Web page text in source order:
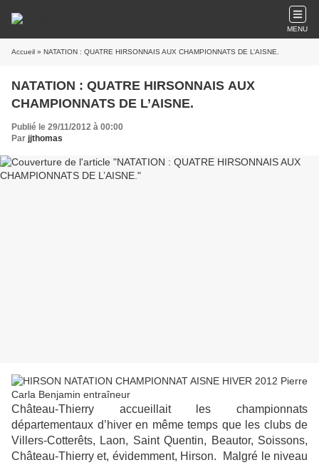
MENU
Accueil » NATATION : QUATRE HIRSONNAIS AUX CHAMPIONNATS DE L’AISNE.
NATATION : QUATRE HIRSONNAIS AUX
CHAMPIONNATS DE L’AISNE.
Publié le 29/11/2012 à 00:00
Par jjthomas
Château-Thierry accueillait les championnats
départementaux d’hiver en même temps que les clubs de
Villers-Cotterêts, Laon, Saint Quentin, Beautor, Soissons,
Château-Thierry et, évidemment, Hirson. Malgré le niveau